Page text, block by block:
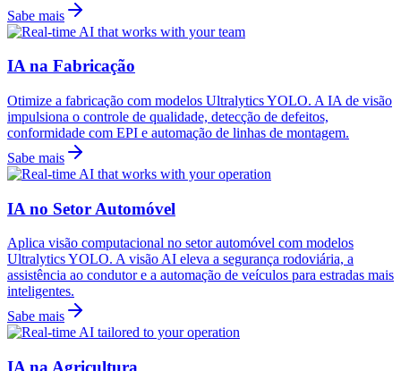
Sabe mais
IA na Fabricação
Otimize a fabricação com modelos Ultralytics YOLO. A IA de visão
impulsiona o controle de qualidade, detecção de defeitos,
conformidade com EPI e automação de linhas de montagem.
Sabe mais
IA no Setor Automóvel
Aplica visão computacional no setor automóvel com modelos
Ultralytics YOLO. A visão AI eleva a segurança rodoviária, a
assistência ao condutor e a automação de veículos para estradas mais
inteligentes.
Sabe mais
IA na Agricultura